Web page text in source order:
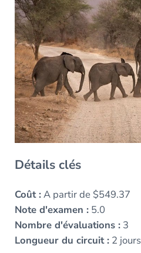
Détails clés
Coût :A partir de $549.37
Note d'examen :5.0
Nombre d'évaluations :3
Longueur du circuit :2 jours